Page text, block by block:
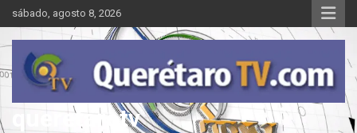
Saltar
al
contenido
sábado, agosto 8, 2026
queretarotv